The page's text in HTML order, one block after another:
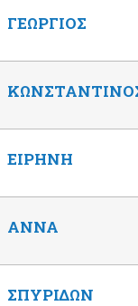
ΓΕΩΡΓΙΟΣ
ΕΙΡΗΝΗ
ΑΝΝΑ
ΣΠΥΡΙΔΩΝ